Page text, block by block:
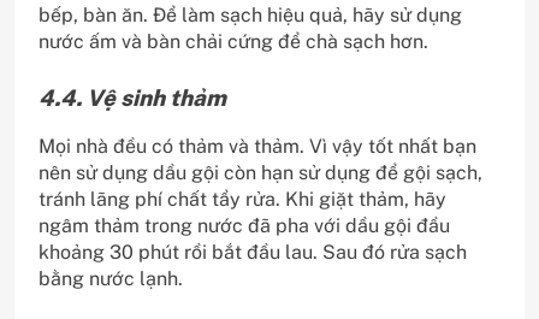
bếp, bàn ăn. Để làm sạch hiệu quả, hãy sử dụng
nước ấm và bàn chải cứng để chà sạch hơn.
4.4. Vệ sinh thảm
Mọi nhà đều có thảm và thảm. Vì vậy tốt nhất bạn
nên sử dụng dầu gội còn hạn sử dụng để gội sạch,
tránh lãng phí chất tẩy rửa. Khi giặt thảm, hãy
ngâm thảm trong nước đã pha với dầu gội đầu
khoảng 30 phút rồi bắt đầu lau. Sau đó rửa sạch
bằng nước lạnh.